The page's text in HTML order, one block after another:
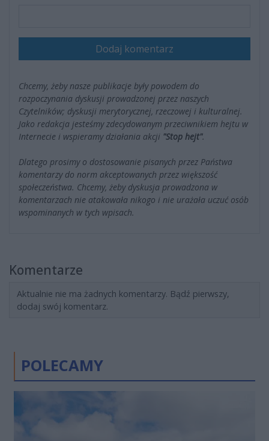
Dodaj komentarz
Chcemy, żeby nasze publikacje były powodem do
rozpoczynania dyskusji prowadzonej przez naszych
Czytelników; dyskusji merytorycznej, rzeczowej i kulturalnej.
Jako redakcja jesteśmy zdecydowanym przeciwnikiem hejtu w
Internecie i wspieramy działania akcji "Stop hejt".
Dlatego prosimy o dostosowanie pisanych przez Państwa
komentarzy do norm akceptowanych przez większość
społeczeństwa. Chcemy, żeby dyskusja prowadzona w
komentarzach nie atakowała nikogo i nie urażała uczuć osób
wspominanych w tych wpisach.
Komentarze
Aktualnie nie ma żadnych komentarzy. Bądź pierwszy,
dodaj swój komentarz.
POLECAMY